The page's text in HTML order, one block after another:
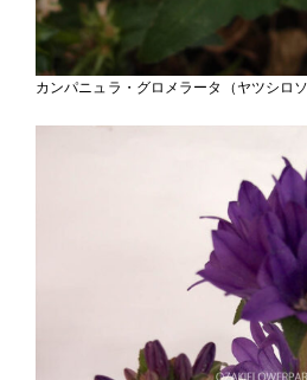
カンパニュラ・グロメラータ（ヤツシロソ